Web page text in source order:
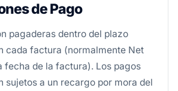
de Pago
pagaderas dentro del plazo
cada factura (normalmente Net
fecha de la factura). Los pagos
sujetos a un recargo por mora del